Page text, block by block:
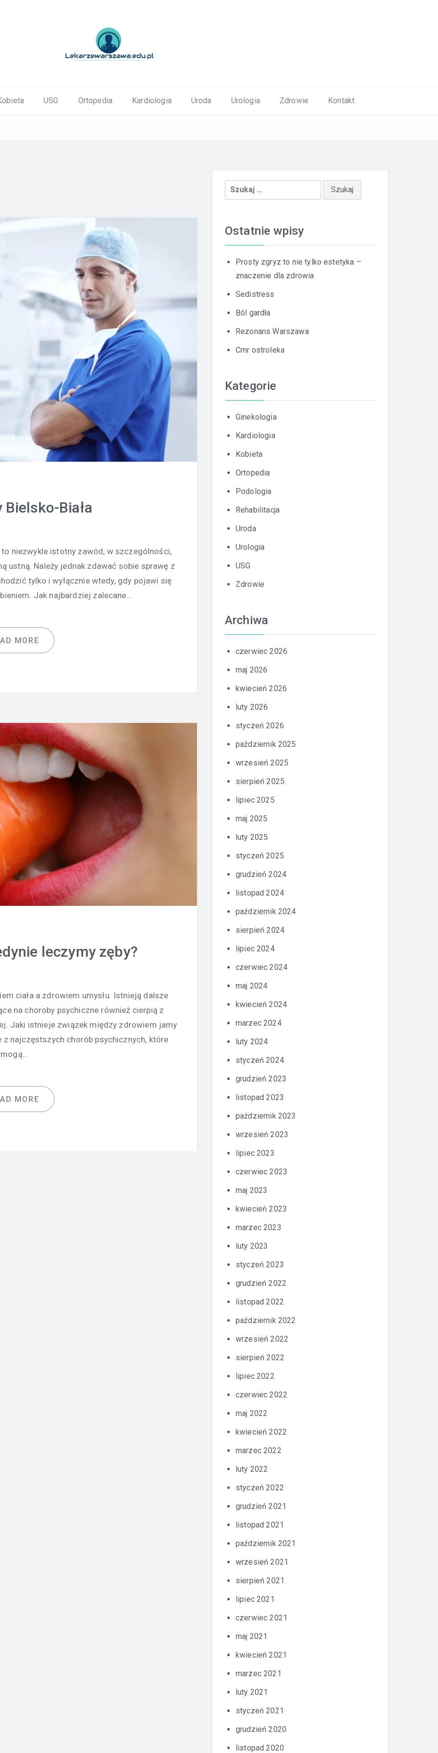
USG Ortopedia Kardiologia Uroda Urologia Zdrowie Kontakt
Biała
niezwykle istotny zawód, w szczególności,
ustną. Należy jednak zdawać sobie sprawę z
tylko i wyłącznie wtedy, gdy pojawi się
Jak najbardziej zalecane…
MORE
leczymy zęby?
ciała a zdrowiem umysłu. Istnieją dalsze
na choroby psychiczne również cierpią z
Jaki istnieje związek między zdrowiem jamy
z najczęstszych chorób psychicznych, które
mogą…
MORE
Szukaj:
Ostatnie wpisy
Prosty zgryz to nie tylko estetyka –
znaczenie dla zdrowia
Sedistress
Ból gardła
Rezonans Warszawa
Cmr ostroleka
Kategorie
Ginekologia
Kardiologia
Kobieta
Ortopedia
Podologia
Rehabilitacja
Uroda
Urologia
USG
Zdrowie
Archiwa
czerwiec 2026
maj 2026
kwiecień 2026
luty 2026
styczeń 2026
październik 2025
wrzesień 2025
sierpień 2025
lipiec 2025
maj 2025
luty 2025
styczeń 2025
grudzień 2024
listopad 2024
październik 2024
sierpień 2024
lipiec 2024
czerwiec 2024
maj 2024
kwiecień 2024
marzec 2024
luty 2024
styczeń 2024
grudzień 2023
listopad 2023
październik 2023
wrzesień 2023
lipiec 2023
czerwiec 2023
maj 2023
kwiecień 2023
marzec 2023
luty 2023
styczeń 2023
grudzień 2022
listopad 2022
październik 2022
wrzesień 2022
sierpień 2022
lipiec 2022
czerwiec 2022
maj 2022
kwiecień 2022
marzec 2022
luty 2022
styczeń 2022
grudzień 2021
listopad 2021
październik 2021
wrzesień 2021
sierpień 2021
lipiec 2021
czerwiec 2021
maj 2021
kwiecień 2021
marzec 2021
luty 2021
styczeń 2021
grudzień 2020
listopad 2020